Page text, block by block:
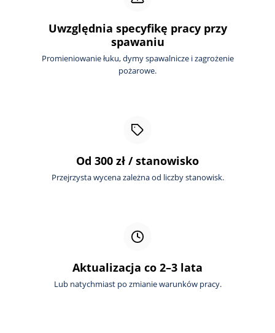
Uwzględnia specyfikę pracy przy
spawaniu
Promieniowanie łuku, dymy spawalnicze i zagrożenie
pożarowe.
Od 300 zł / stanowisko
Przejrzysta wycena zależna od liczby stanowisk.
Aktualizacja co 2–3 lata
Lub natychmiast po zmianie warunków pracy.